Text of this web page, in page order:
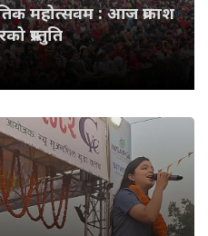
महोत्सवम : आज प्रकाश
प्रस्तुति